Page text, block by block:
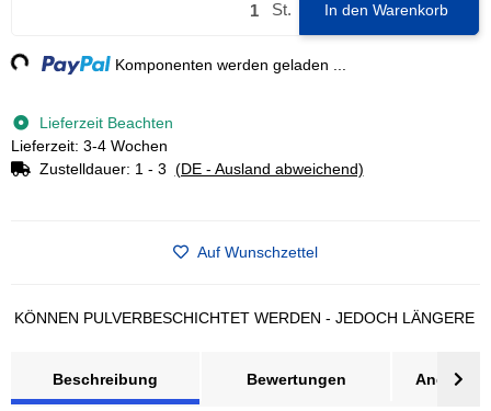
St. In den Warenkorb
Komponenten werden geladen ...
Lieferzeit Beachten
Lieferzeit: 3-4 Wochen
Zustelldauer: 1 - 3 (DE - Ausland abweichend)
Auf Wunschzettel
PULVERBESCHICHTET WERDEN - JEDOCH LÄNGERE
Beschreibung Bewertungen Angebot